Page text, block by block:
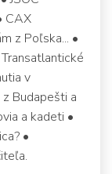
CAX
z Poľska... •
v
Budapešti a
a kadeti •
•